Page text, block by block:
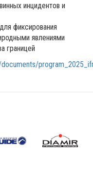
инцидентов и
фиксирования
явлениями
границей